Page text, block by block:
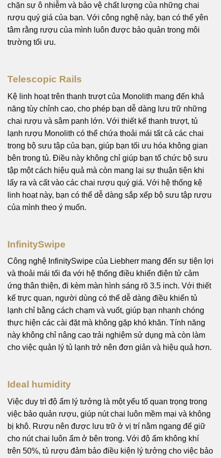
chặn sự ô nhiễm và bảo vệ chất lượng của những chai
rượu quý giá của bạn. Với công nghệ này, bạn có thể yên
tâm rằng rượu của mình luôn được bảo quản trong môi
trường tối ưu.
Telescopic Rails
Kệ linh hoạt trên thanh trượt của Monolith mang đến khả
năng tùy chỉnh cao, cho phép bạn dễ dàng lưu trữ những
chai rượu và sâm panh lớn. Với thiết kế thanh trượt, tủ
lạnh rượu Monolith có thể chứa thoải mái tất cả các chai
trong bộ sưu tập của bạn, giúp bạn tối ưu hóa không gian
bên trong tủ. Điều này không chỉ giúp bạn tổ chức bộ sưu
tập một cách hiệu quả mà còn mang lại sự thuận tiện khi
lấy ra và cất vào các chai rượu quý giá. Với hệ thống kệ
linh hoạt này, bạn có thể dễ dàng sắp xếp bộ sưu tập rượu
của mình theo ý muốn.
InfinitySwipe
Công nghệ InfinitySwipe của Liebherr mang đến sự tiện lợi
và thoải mái tối đa với hệ thống điều khiển điện tử cảm
ứng thân thiện, đi kèm màn hình sáng rõ 3.5 inch. Với thiết
kế trực quan, người dùng có thể dễ dàng điều khiển tủ
lạnh chỉ bằng cách chạm và vuốt, giúp bạn nhanh chóng
thực hiện các cài đặt mà không gặp khó khăn. Tính năng
này không chỉ nâng cao trải nghiệm sử dụng mà còn làm
cho việc quản lý tủ lạnh trở nên đơn giản và hiệu quả hơn.
Ideal humidity
Việc duy trì độ ẩm lý tưởng là một yếu tố quan trọng trong
việc bảo quản rượu, giúp nút chai luôn mềm mại và không
bị khô. Rượu nên được lưu trữ ở vị trí nằm ngang để giữ
cho nút chai luôn ẩm ở bên trong. Với độ ẩm không khí
trên 50%, tủ rượu đảm bảo điều kiện lý tưởng cho việc bảo